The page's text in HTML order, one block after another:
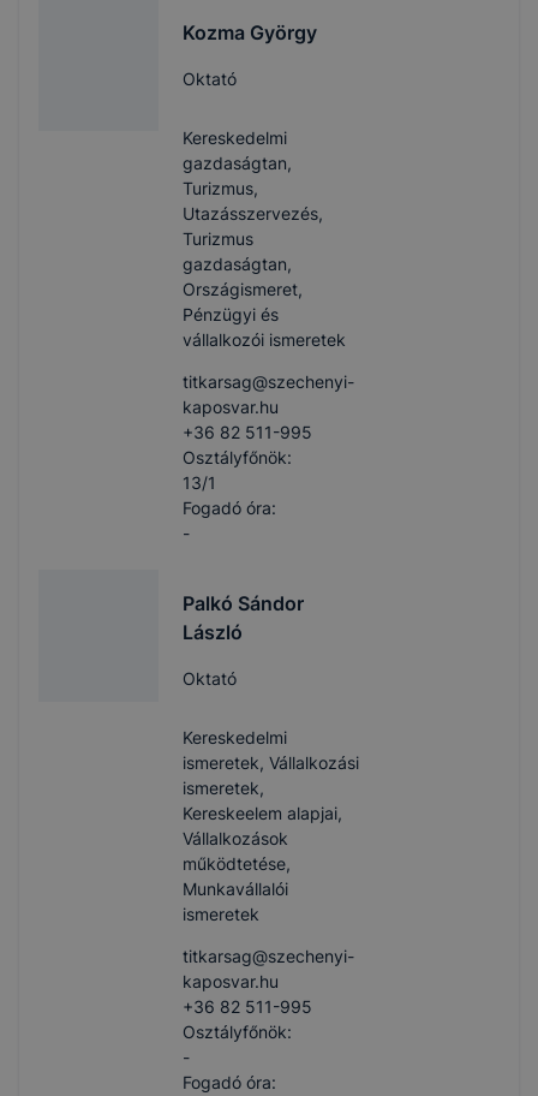
Kozma György
Oktató
Kereskedelmi
gazdaságtan,
Turizmus,
Utazásszervezés,
Turizmus
gazdaságtan,
Országismeret,
Pénzügyi és
vállalkozói ismeretek
titkarsag​@szechenyi-
kaposvar.hu
+36 82 511-995
Osztályfőnök:
13/1
Fogadó óra:
-
Palkó Sándor
László
Oktató
Kereskedelmi
ismeretek, Vállalkozási
ismeretek,
Kereskeelem alapjai,
Vállalkozások
működtetése,
Munkavállalói
ismeretek
titkarsag​@szechenyi-
kaposvar.hu
+36 82 511-995
Osztályfőnök:
-
Fogadó óra: